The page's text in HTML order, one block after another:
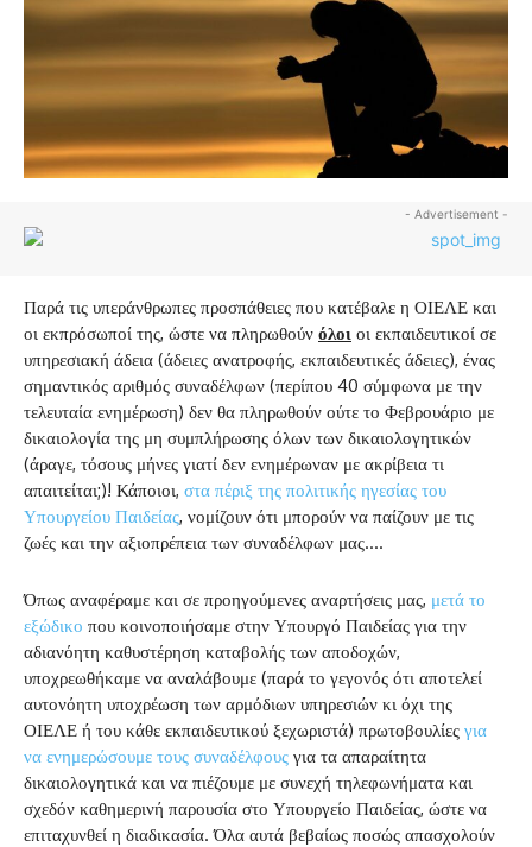
- Advertisement -
Παρά τις υπεράνθρωπες προσπάθειες που κατέβαλε η ΟΙΕΛΕ και
οι εκπρόσωποί της, ώστε να πληρωθούν όλοι οι εκπαιδευτικοί σε
υπηρεσιακή άδεια (άδειες ανατροφής, εκπαιδευτικές άδειες), ένας
σημαντικός αριθμός συναδέλφων (περίπου 40 σύμφωνα με την
τελευταία ενημέρωση) δεν θα πληρωθούν ούτε το Φεβρουάριο με
δικαιολογία της μη συμπλήρωσης όλων των δικαιολογητικών
(άραγε, τόσους μήνες γιατί δεν ενημέρωναν με ακρίβεια τι
απαιτείται;)! Κάποιοι, στα πέριξ της πολιτικής ηγεσίας του
Υπουργείου Παιδείας, νομίζουν ότι μπορούν να παίζουν με τις
ζωές και την αξιοπρέπεια των συναδέλφων μας….
Όπως αναφέραμε και σε προηγούμενες αναρτήσεις μας, μετά το
εξώδικο που κοινοποιήσαμε στην Υπουργό Παιδείας για την
αδιανόητη καθυστέρηση καταβολής των αποδοχών,
υποχρεωθήκαμε να αναλάβουμε (παρά το γεγονός ότι αποτελεί
αυτονόητη υποχρέωση των αρμόδιων υπηρεσιών κι όχι της
ΟΙΕΛΕ ή του κάθε εκπαιδευτικού ξεχωριστά) πρωτοβουλίες για
να ενημερώσουμε τους συναδέλφους για τα απαραίτητα
δικαιολογητικά και να πιέζουμε με συνεχή τηλεφωνήματα και
σχεδόν καθημερινή παρουσία στο Υπουργείο Παιδείας, ώστε να
επιταχυνθεί η διαδικασία. Όλα αυτά βεβαίως ποσώς απασχολούν